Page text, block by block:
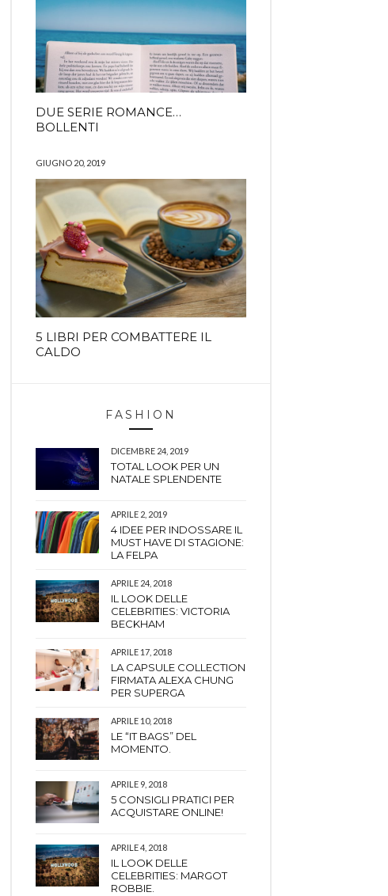
DUE SERIE ROMANCE…
BOLLENTI
GIUGNO 20, 2019
5 LIBRI PER COMBATTERE IL
CALDO
FASHION
DICEMBRE 24, 2019
TOTAL LOOK PER UN
NATALE SPLENDENTE
APRILE 2, 2019
4 IDEE PER INDOSSARE IL
MUST HAVE DI STAGIONE:
LA FELPA
APRILE 24, 2018
IL LOOK DELLE
CELEBRITIES: VICTORIA
BECKHAM
APRILE 17, 2018
LA CAPSULE COLLECTION
FIRMATA ALEXA CHUNG
PER SUPERGA
APRILE 10, 2018
LE “IT BAGS” DEL
MOMENTO.
APRILE 9, 2018
5 CONSIGLI PRATICI PER
ACQUISTARE ONLINE!
APRILE 4, 2018
IL LOOK DELLE
CELEBRITIES: MARGOT
ROBBIE.